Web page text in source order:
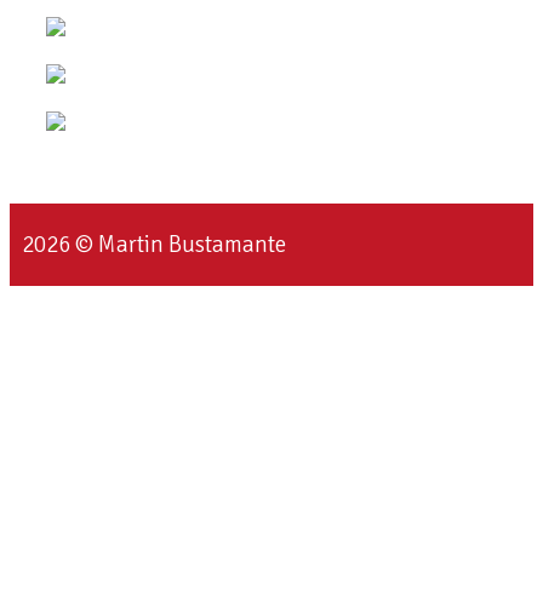
2026 © Martin Bustamante